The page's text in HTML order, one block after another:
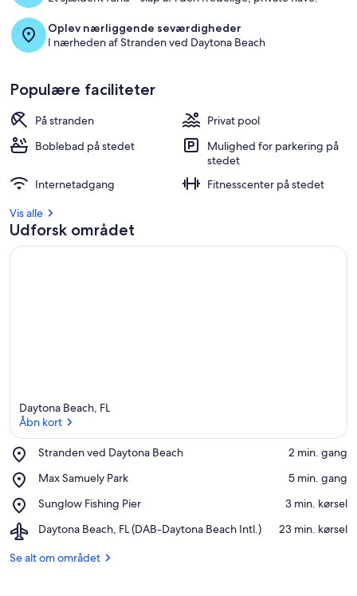
Oplev nærliggende seværdigheder
I nærheden af Stranden ved Daytona Beach
Populære faciliteter
På stranden
Privat pool
Boblebad på stedet
Mulighed for parkering på
stedet
Internetadgang
Fitnesscenter på stedet
Vis alle
Udforsk området
Daytona Beach, FL
Åbn kort
Stranden ved Daytona Beach
Place,
ved
Beach
‪2 min. gang‬
Max Samuely Park
Place,
Samuely
‪5 min. gang‬
Sunglow Fishing Pier
Place,
Fishing
‪3 min. kørsel‬
Daytona Beach, FL (DAB-Daytona Beach Intl.)
Airport,
Beach,
‪23 min. kørsel‬
Se alt om området